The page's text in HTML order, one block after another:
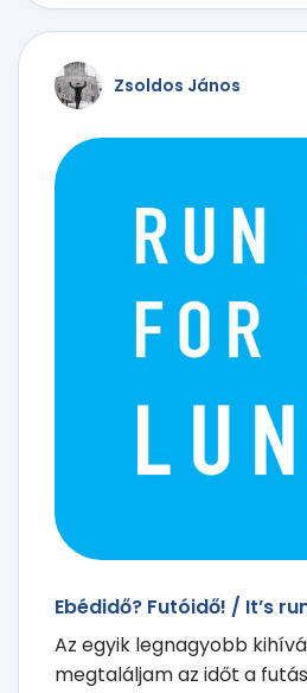
Zsoldos János
Ebédidő? Futóidő! / It’s
Az egyik legnagyobb
megtaláljam az időt a